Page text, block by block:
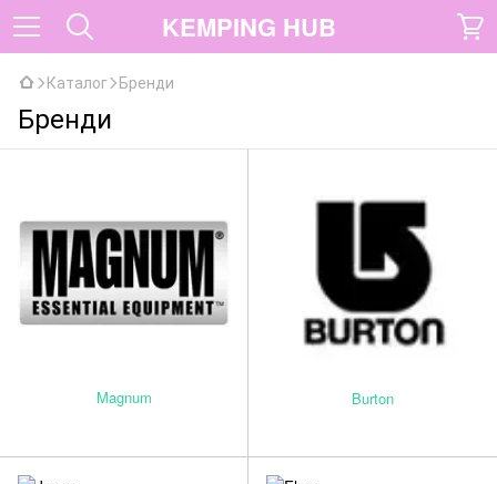
KEMPING HUB
Каталог Бренди
Бренди
Magnum Burton